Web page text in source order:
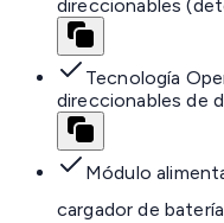
direccionables
Tecnología
direccionables de
Módulo
cargador de